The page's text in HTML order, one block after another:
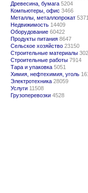
Древесина, бумага 5204
Компьютеры, офис 3466
Металлы, металлопрокат
Недвижимость 14409
Оборудование 60422
Продукты питания 8647
Сельское хозяйство 23150
Строительные материалы
Строительные работы 7914
Тара и упаковка 5051
Химия, нефтехимия, уголь
Электротехника 28059
Услуги 11508
Грузоперевозки 4528